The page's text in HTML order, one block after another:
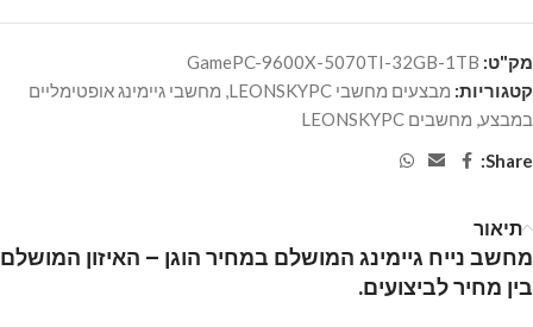
מק"ט: GamePC-9600X-5070TI-32GB-1TB
קטגוריות: מבצעים מחשבי LEONSKYPC , מחשבי גיימינג אופטימליים
במבצע, מחשבים LEONSKYPC
Share:
תיאור
מחשב נייח גיימינג המושלם במחיר הוגן – האיזון המושלם
בין מחיר לביצועים.